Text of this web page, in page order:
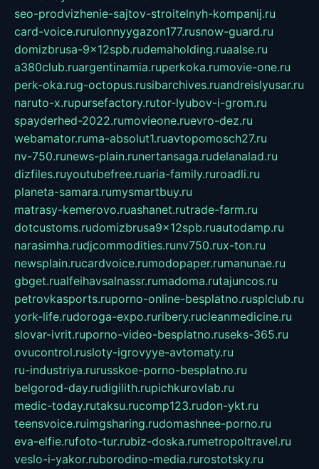
seo-prodvizhenie-sajtov-stroitelnyh-kompanij.ru
card-voice.rurulonnyygazon177.rusnow-guard.ru
domizbrusa-9x12spb.rudemaholding.ruaalse.ru
a380club.ruargentinamia.ruperkoka.rumovie-one.ru
perk-oka.rug-octopus.rusibarchives.ruandreislyusar.ru
naruto-x.rupursefactory.rutor-lyubov-i-grom.ru
spayderhed-2022.rumovieone.ruevro-dez.ru
webamator.ruma-absolut1.ruavtopomosch27.ru
nv-750.runews-plain.runertansaga.rudelanalad.ru
dizfiles.ruyoutubefree.ruaria-family.ruroadli.ru
planeta-samara.rumysmartbuy.ru
matrasy-kemerovo.ruashanet.rutrade-farm.ru
dotcustoms.rudomizbrusa9x12spb.ruautodamp.ru
narasimha.rudjcommodities.runv750.rux-ton.ru
newsplain.rucardvoice.rumodopaper.rumanunae.ru
gbget.rualfeihavsalnassr.rumadoma.rutajuncos.ru
petrovkasports.ruporno-online-besplatno.rusplclub.ru
york-life.rudoroga-expo.ruribery.rucleanmedicine.ru
slovar-ivrit.ruporno-video-besplatno.ruseks-365.ru
ovucontrol.rusloty-igrovyye-avtomaty.ru
ru-industriya.rurusskoe-porno-besplatno.ru
belgorod-day.rudigilith.rupichkurovlab.ru
medic-today.rutaksu.rucomp123.rudon-ykt.ru
teensvoice.ruimgsharing.rudomashnee-porno.ru
eva-elfie.rufoto-tur.rubiz-doska.rumetropoltravel.ru
veslo-i-yakor.ruborodino-media.rurostotsky.ru